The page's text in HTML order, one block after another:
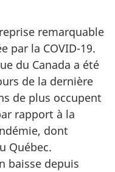
remarquable
par la COVID-19.
du Canada a été
de la dernière
de plus occupent
rapport à la
dont
Québec.
baisse depuis